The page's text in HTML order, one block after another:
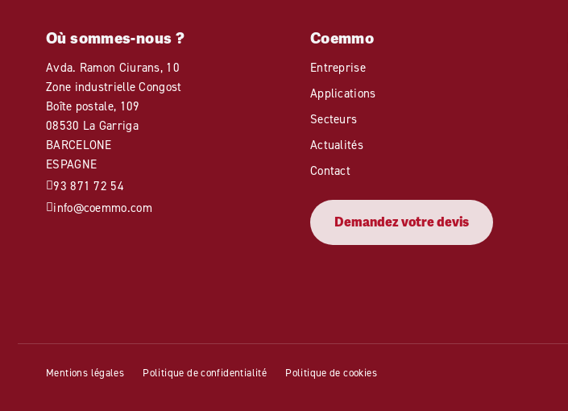
Où sommes-nous ?
Avda. Ramon Ciurans, 10
Zone industrielle Congost
Boîte postale, 109
08530 La Garriga
BARCELONE
ESPAGNE
93 871 72 54
info@coemmo.com
Coemmo
Entreprise
Applications
Secteurs
Actualités
Contact
Demandez votre devis
Mentions légales Politique de confidentialité Politique de cookies